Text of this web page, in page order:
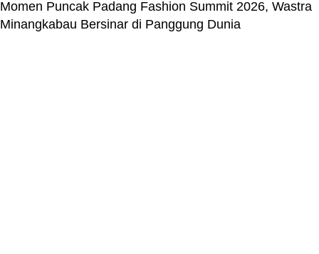
Momen Puncak Padang Fashion Summit 2026, Wastra
Minangkabau Bersinar di Panggung Dunia